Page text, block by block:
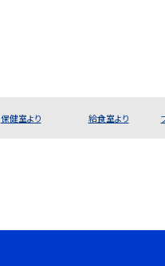
保健室より 給食室より